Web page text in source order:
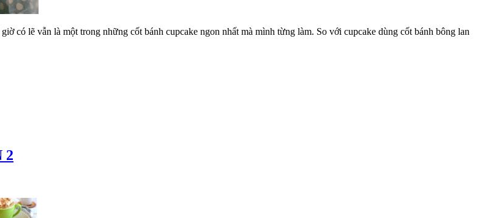
có lẽ vẫn là một trong những cốt bánh cupcake ngon nhất mà mình từng làm. So với cupcake dùng cốt bánh bông lan
2